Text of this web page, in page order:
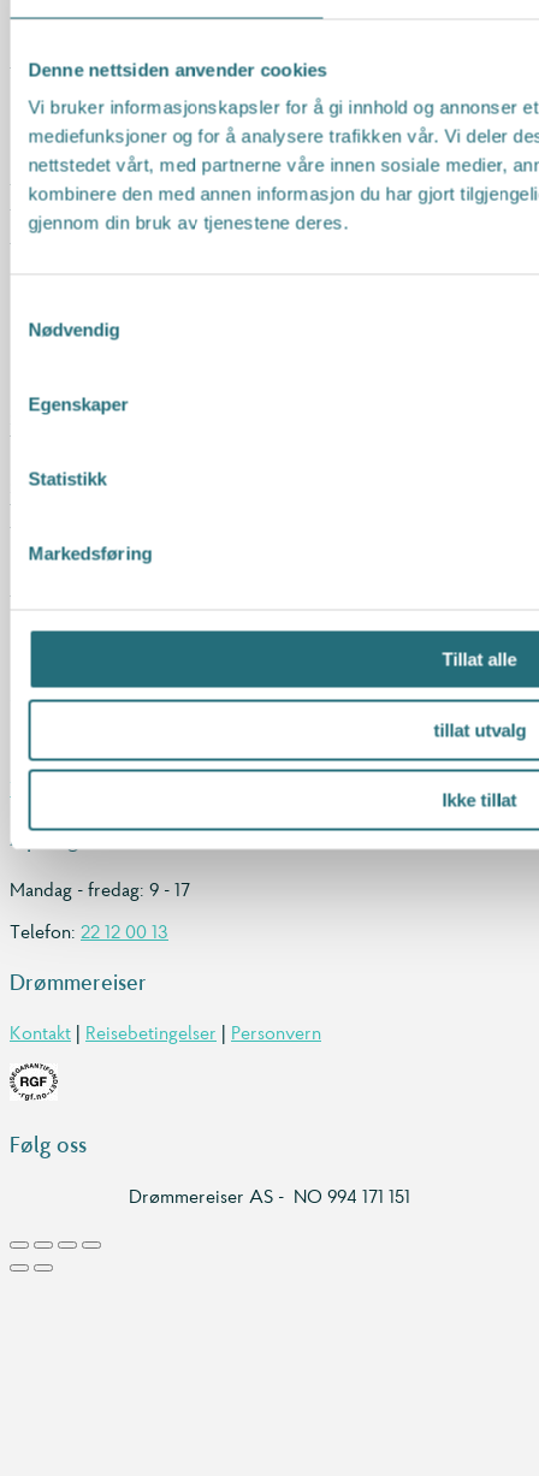
Denne nettsiden anvender cookies
Vi bruker informasjonskapsler for å gi innhold og annonser
mediefunksjoner og for å analysere trafikken vår. Vi deler
nettstedet vårt, med partnerne våre innen sosiale medier,
kombinere den med annen informasjon du har gjort
gjennom din bruk av tjenestene deres.
Nødvendig
Egenskaper
Statistikk
Markedsføring
Tillat alle
tillat utvalg
Ikke tillat
Transport tur/retur med sjøfly
Premium All Inclusive
I tillegg får du:
4 utflukter inkludert i prisen
Ansiktskanning
Introduksjonsdykk
Vannsport
Barneklubb
Spasenter
Treningssenter
Snorkling
Tennis, volleyball, fotball, biljard og badminton
Vindsurfing
Kitesurfing
Vannski
Skreddersy din reise til Maldivene?
Ta kontakt
Åpningstider
Mandag - fredag: 9 - 17
Telefon: 22 12 00 13
Drømmereiser
Kontakt Reisebetingelser Personvern
Følg oss
Drømmereiser AS - NO 994 171 151